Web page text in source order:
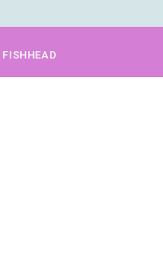
FISHHEAD